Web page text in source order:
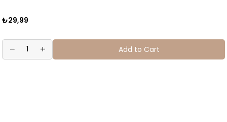
₺29,99
Add to Cart